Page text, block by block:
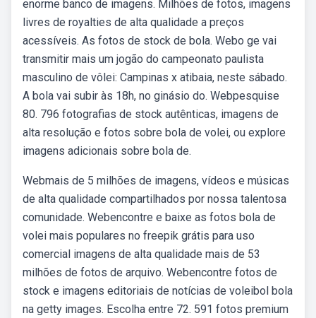
enorme banco de imagens. Milhões de fotos, imagens
livres de royalties de alta qualidade a preços
acessíveis. As fotos de stock de bola. Webo ge vai
transmitir mais um jogão do campeonato paulista
masculino de vôlei: Campinas x atibaia, neste sábado.
A bola vai subir às 18h, no ginásio do. Webpesquise
80. 796 fotografias de stock autênticas, imagens de
alta resolução e fotos sobre bola de volei, ou explore
imagens adicionais sobre bola de.
Webmais de 5 milhões de imagens, vídeos e músicas
de alta qualidade compartilhados por nossa talentosa
comunidade. Webencontre e baixe as fotos bola de
volei mais populares no freepik grátis para uso
comercial imagens de alta qualidade mais de 53
milhões de fotos de arquivo. Webencontre fotos de
stock e imagens editoriais de notícias de voleibol bola
na getty images. Escolha entre 72. 591 fotos premium